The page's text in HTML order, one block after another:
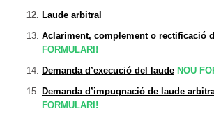
Laude arbitral
Aclariment, complement o rectificació
FORMULARI!
Demanda d’execució del laude NOU
Demanda d’impugnació de laude
FORMULARI!